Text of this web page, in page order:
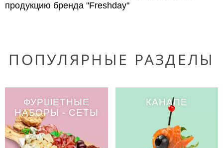
продукцию бренда "Freshday"
ПОПУЛЯРНЫЕ РАЗДЕЛЫ
ФУРШЕТНЫЕ
НАБОРЫ - СЕТЫ
КАНАПЕ